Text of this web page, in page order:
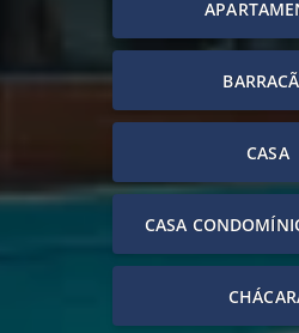
CASA
CASA